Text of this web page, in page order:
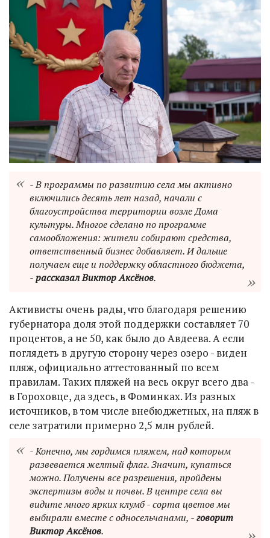
- В программы по развитию села мы активно
включились десять лет назад, начали с
благоустройства территории возле Дома
культуры. Многое сделано по программе
самообложения: жители собирают средства,
ответственный бизнес добавляет. И дальше
получаем еще и поддержку областного бюджета,
-рассказал Виктор Аксёнов.
Активисты очень рады, что благодаря решению
губернатора доля этой поддержки составляет 70
процентов, а не 50, как было до Авдеева. А если
поглядеть в другую сторону через озеро - виден
пляж, официально аттестованный по всем
правилам. Таких пляжей на весь округ всего два -
в Гороховце, да здесь, в Фоминках. Из разных
источников, в том числе внебюджетных, на пляж в
селе затратили примерно 2,5 млн рублей.
- Конечно, мы гордимся пляжем, над которым
развевается желтый флаг. Значит, купаться
можно. Получены все разрешения, пройдены
экспертизы воды и почвы. В центре села вы
видите много ярких клумб - сорта цветов мы
выбирали вместе с односельчанами, -говорит
Виктор Аксёнов.